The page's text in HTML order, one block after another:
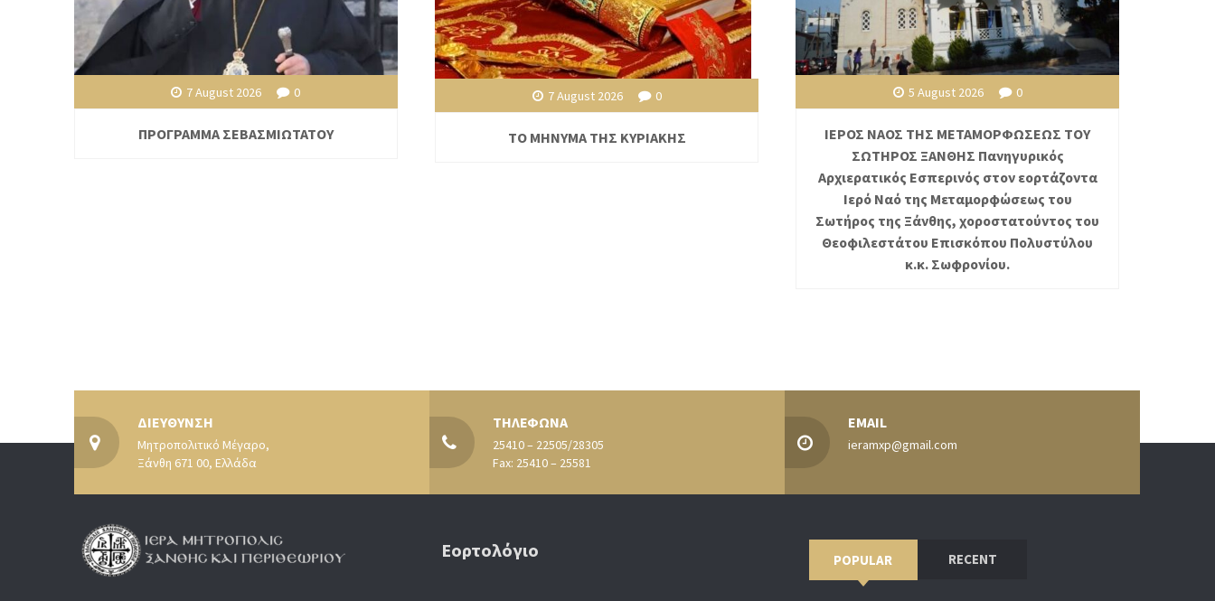
7 August 2026 0
ΠΡΟΓΡΑΜΜΑ ΣΕΒΑΣΜΙΩΤΑΤΟΥ
7 August 2026 0
ΤΟ ΜΗΝΥΜΑ ΤΗΣ ΚΥΡΙΑΚΗΣ
5 August 2026 0
ΙΕΡΟΣ ΝΑΟΣ ΤΗΣ ΜΕΤΑΜΟΡΦΩΣΕΩΣ ΤΟΥ
ΣΩΤΗΡΟΣ ΞΑΝΘΗΣ Πανηγυρικός
Αρχιερατικός Εσπερινός στον εορτάζοντα
Ιερό Ναό της Μεταμορφώσεως του
Σωτήρος της Ξάνθης, χοροστατούντος του
Θεοφιλεστάτου Επισκόπου Πολυστύλου
κ.κ. Σωφρονίου.
ΔΙΕΥΘΥΝΣΗ
Μητροπολιτικό Μέγαρο,
Ξάνθη 671 00, Ελλάδα
ΤΗΛΕΦΩΝΑ
25410 – 22505/28305
Fax: 25410 – 25581
EMAIL
ieramxp@gmail.com
Εορτολόγιο POPULAR RECENT